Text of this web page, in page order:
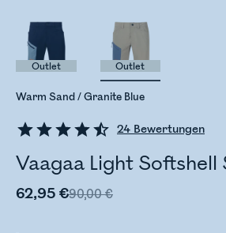
24 Bewertungen
Vaagaa Light Softshell
62,95 €90,00 €
Warm Sand / Granite Blue
Outlet Outlet